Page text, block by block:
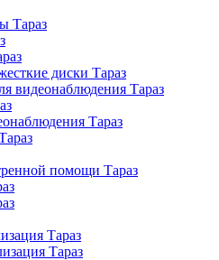
Тараз
диски Тараз
видеонаблюдения Тараз
Тараз
помощи Тараз
Тараз
Тараз